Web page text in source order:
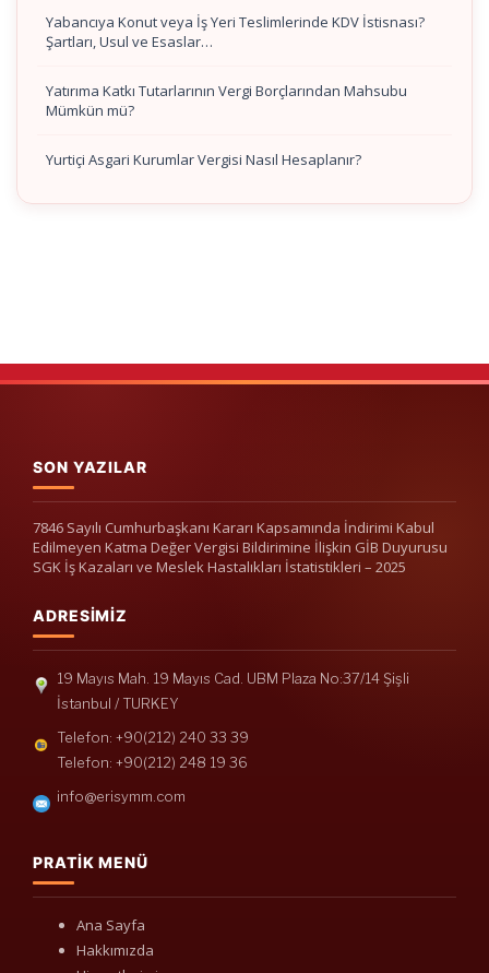
Yabancıya Konut veya İş Yeri Teslimlerinde KDV İstisnası?
Şartları, Usul ve Esaslar…
Yatırıma Katkı Tutarlarının Vergi Borçlarından Mahsubu
Mümkün mü?
Yurtiçi Asgari Kurumlar Vergisi Nasıl Hesaplanır?
SON YAZILAR
7846 Sayılı Cumhurbaşkanı Kararı Kapsamında İndirimi Kabul
Edilmeyen Katma Değer Vergisi Bildirimine İlişkin GİB Duyurusu
SGK İş Kazaları ve Meslek Hastalıkları İstatistikleri – 2025
ADRESIMIZ
19 Mayıs Mah. 19 Mayıs Cad. UBM Plaza No:37/14 Şişli
İstanbul / TURKEY
Telefon: +90(212) 240 33 39
Telefon: +90(212) 248 19 36
info@erisymm.com
PRATIK MENÜ
Ana Sayfa
Hakkımızda